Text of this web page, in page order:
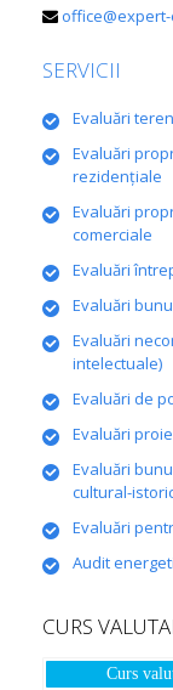
SERVICII
Evaluări
Evaluări
rezidenţiale
Evaluări
comerciale
Evaluări
Evaluări
Evaluări
intelectuale)
Evaluări de
Evaluări
Evaluări
cultural-
Evaluări
Audit
CURS
Curs